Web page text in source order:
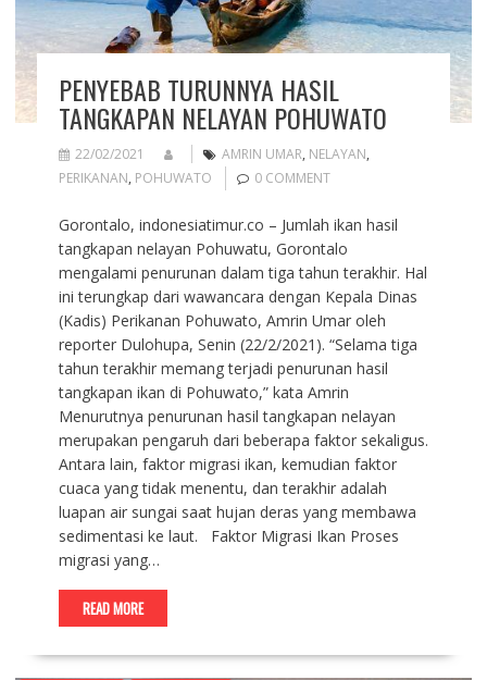
PENYEBAB TURUNNYA HASIL
TANGKAPAN NELAYAN POHUWATO
22/02/2021 AMRIN UMAR, NELAYAN,
PERIKANAN, POHUWATO 0 COMMENT
Gorontalo, indonesiatimur.co – Jumlah ikan hasil
tangkapan nelayan Pohuwatu, Gorontalo
mengalami penurunan dalam tiga tahun terakhir. Hal
ini terungkap dari wawancara dengan Kepala Dinas
(Kadis) Perikanan Pohuwato, Amrin Umar oleh
reporter Dulohupa, Senin (22/2/2021). “Selama tiga
tahun terakhir memang terjadi penurunan hasil
tangkapan ikan di Pohuwato,” kata Amrin
Menurutnya penurunan hasil tangkapan nelayan
merupakan pengaruh dari beberapa faktor sekaligus.
Antara lain, faktor migrasi ikan, kemudian faktor
cuaca yang tidak menentu, dan terakhir adalah
luapan air sungai saat hujan deras yang membawa
sedimentasi ke laut. Faktor Migrasi Ikan Proses
migrasi yang…
READ MORE